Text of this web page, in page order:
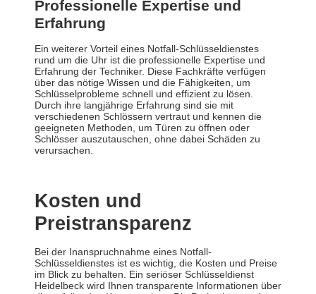
Professionelle Expertise und
Erfahrung
Ein weiterer Vorteil eines Notfall-Schlüsseldienstes
rund um die Uhr ist die professionelle Expertise und
Erfahrung der Techniker. Diese Fachkräfte verfügen
über das nötige Wissen und die Fähigkeiten, um
Schlüsselprobleme schnell und effizient zu lösen.
Durch ihre langjährige Erfahrung sind sie mit
verschiedenen Schlössern vertraut und kennen die
geeigneten Methoden, um Türen zu öffnen oder
Schlösser auszutauschen, ohne dabei Schäden zu
verursachen.
Kosten und
Preistransparenz
Bei der Inanspruchnahme eines Notfall-
Schlüsseldienstes ist es wichtig, die Kosten und Preise
im Blick zu behalten. Ein seriöser Schlüsseldienst
Heidelbeck wird Ihnen transparente Informationen über